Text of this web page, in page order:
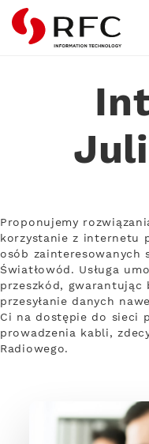
RFC
Proponujemy
korzystanie z internetu
osób zainteresowanych
Światłowód. Usługa
przeszkód, gwarantując
przesyłanie danych
Ci na dostępie do sieci
prowadzenia kabli,
Radiowego.